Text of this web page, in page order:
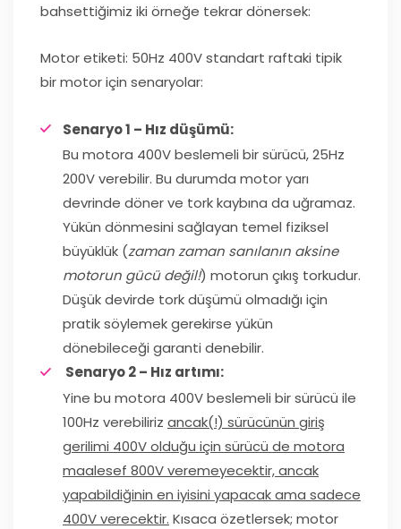
bahsettiğimiz iki örneğe tekrar dönersek:
Motor etiketi: 50Hz 400V standart raftaki tipik
bir motor için senaryolar:
Senaryo 1 – Hız düşümü:
Bu motora 400V beslemeli bir sürücü, 25Hz
200V verebilir. Bu durumda motor yarı
devrinde döner ve tork kaybına da uğramaz.
Yükün dönmesini sağlayan temel fiziksel
büyüklük (zaman zaman sanılanın aksine
motorun gücü değil!) motorun çıkış torkudur.
Düşük devirde tork düşümü olmadığı için
pratik söylemek gerekirse yükün
dönebileceği garanti denebilir.
Senaryo 2 – Hız artımı:
Yine bu motora 400V beslemeli bir sürücü ile
100Hz verebiliriz ancak(!) sürücünün giriş
gerilimi 400V olduğu için sürücü de motora
maalesef 800V veremeyecektir, ancak
yapabildiğinin en iyisini yapacak ama sadece
400V verecektir. Kısaca özetlersek; motor